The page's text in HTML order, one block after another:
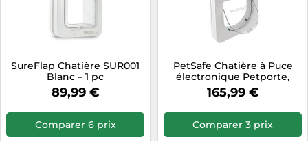
SureFlap Chatière SUR001
Blanc – 1 pc
89,99 €
Comparer 6 prix
PetSafe Chatière à Puce
électronique Petporte,
accès Automatique avec
Reconnaissance de Puce,
clé de Porte Incluse, pour
Chats jusqu'à 7 kg
165,99 €
Comparer 3 prix